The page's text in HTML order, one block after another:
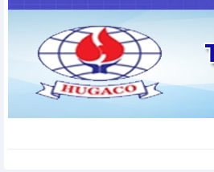
thị trường EU?
Chính sách quốc tế - Thứ năm, 6-8-2026
BAF 6 tháng
2026: Tăng
lượng heo so
kỳ năm trước,